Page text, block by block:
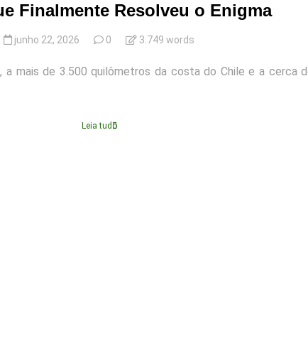
Finalmente Resolveu o Enigma
junho 22, 2026 0 3.749 words
a mais de 3.500 quilômetros da costa do Chile e a cerca
Leia tudo